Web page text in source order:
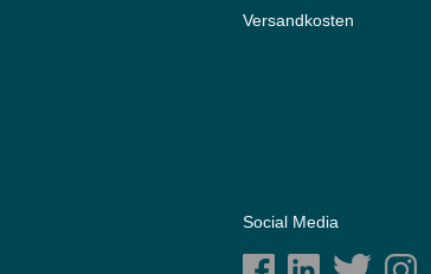
Versandkosten
Social Media